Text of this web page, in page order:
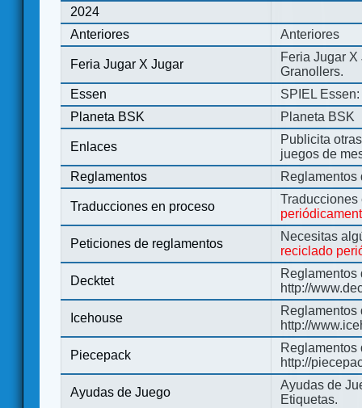
2024
Anteriores
Anteriores
Feria Jugar X Jugar
Feria Jugar
Granollers.
Essen
SPIEL
Planeta BSK
Planeta BSK
Enlaces
Publicita
juegos de
Reglamentos
Reglamentos
Traducciones en proceso
Peticiones de reglamentos
Necesitas
reciclado
Decktet
Reglamentos
http://
Icehouse
Reglamentos
http://
Piecepack
Reglamentos
http://
Ayudas de Juego
Ayudas de
Etiquetas.